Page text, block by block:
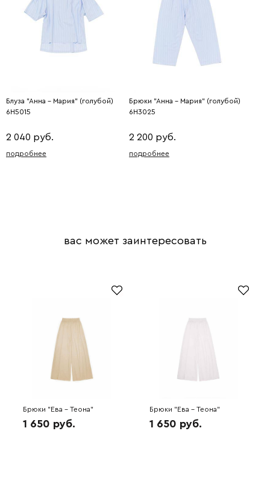
Блуза "Анна - Мария" (голубой)
6H5015
2 040 руб.
подробнее
Брюки "Анна - Мария" (голубой)
6H3025
2 200 руб.
подробнее
вас может заинтересовать
Брюки "Ева - Теона"
(кофейный) 6H3108
1 650 руб.
Брюки "Ева - Теона"
(молочный) 6H3102
1 650 руб.